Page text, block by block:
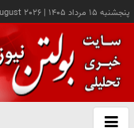
پنجشنبه ۱۵ مرداد ۱۴۰۵ |
2026
باز